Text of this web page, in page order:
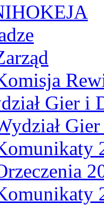
Gier i